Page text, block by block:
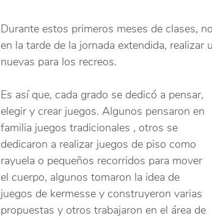
Durante estos primeros meses de clases,
en la tarde de la jornada extendida,
nuevas para los recreos.
Es así que, cada grado se dedicó a pensar,
elegir y crear juegos. Algunos pensaron en
familia juegos tradicionales , otros se
dedicaron a realizar juegos de piso como
rayuela o pequeños recorridos para mover
el cuerpo, algunos tomaron la idea de
juegos de kermesse y construyeron varias
propuestas y otros trabajaron en el área de